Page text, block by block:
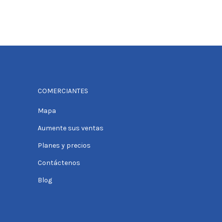
COMERCIANTES
Mapa
Aumente sus ventas
Planes y precios
Contáctenos
Blog